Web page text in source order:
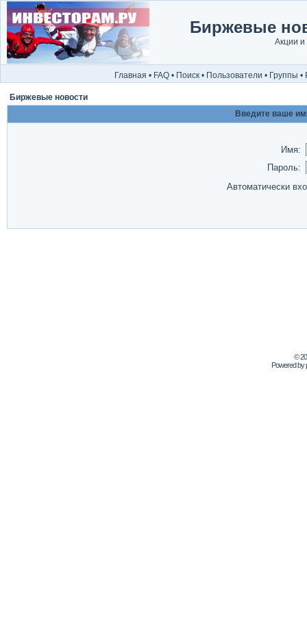
Биржевые
Акции и
Главная • FAQ • Поиск • Пользователи • Группы •
Биржевые новости
Введите ваше
Имя:
Пароль:
Автоматически
©
Powered by